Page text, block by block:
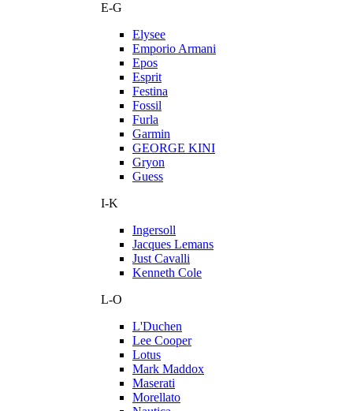
E-G
Elysee
Emporio Armani
Epos
Esprit
Festina
Fossil
Furla
Garmin
GEORGE KINI
Gryon
Guess
I-K
Ingersoll
Jacques Lemans
Just Cavalli
Kenneth Cole
L-O
L'Duchen
Lee Cooper
Lotus
Mark Maddox
Maserati
Morellato